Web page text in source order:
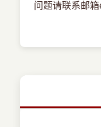
问题请联系邮